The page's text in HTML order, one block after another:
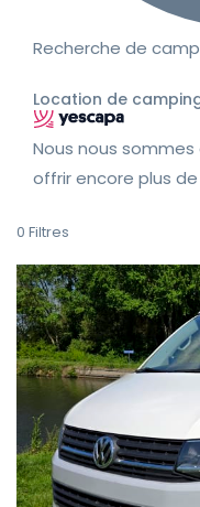
Recherche de
Location de
Nous nous
offrir encore plus
0 Filtres